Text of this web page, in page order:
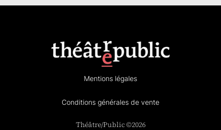
Mentions légales
Conditions générales de vente
Théâtre/Public ©2026